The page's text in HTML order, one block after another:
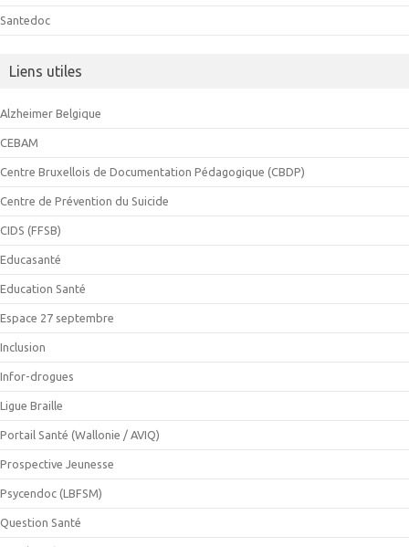
Santedoc
Liens utiles
Alzheimer Belgique
CEBAM
Centre Bruxellois de Documentation Pédagogique (CBDP)
Centre de Prévention du Suicide
CIDS (FFSB)
Educasanté
Education Santé
Espace 27 septembre
Inclusion
Infor-drogues
Ligue Braille
Portail Santé (Wallonie / AVIQ)
Prospective Jeunesse
Psycendoc (LBFSM)
Question Santé